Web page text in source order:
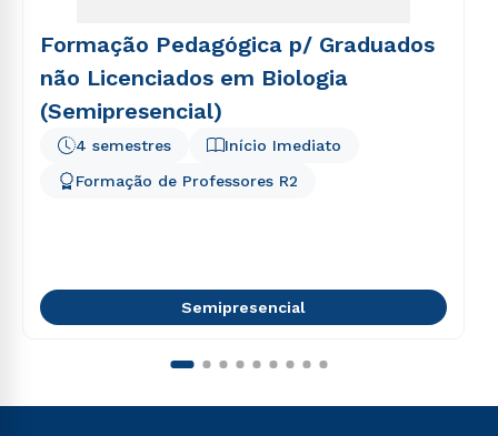
Formação Pedagógica p/ Graduados
não Licenciados em Biologia
(Semipresencial)
Início Imediato
4 semestres
Formação de Professores R2
Semipresencial